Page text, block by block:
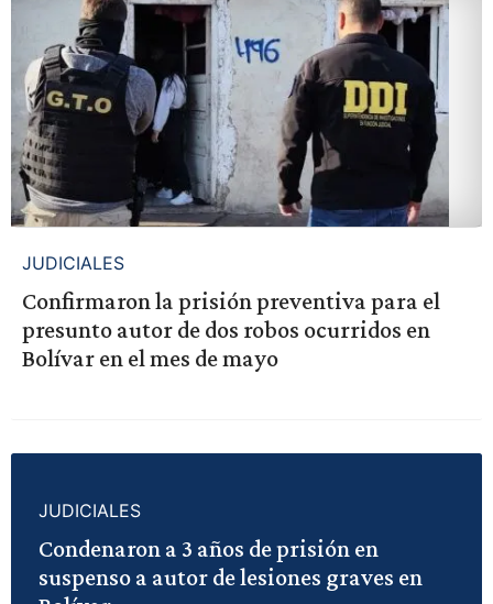
JUDICIALES
Confirmaron la prisión preventiva para el
presunto autor de dos robos ocurridos en
Bolívar en el mes de mayo
JUDICIALES
Condenaron a 3 años de prisión en
suspenso a autor de lesiones graves en